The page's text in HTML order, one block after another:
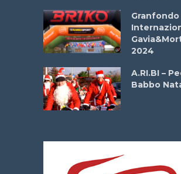
Granfondo
2024
A.RI.BI –
Babbo